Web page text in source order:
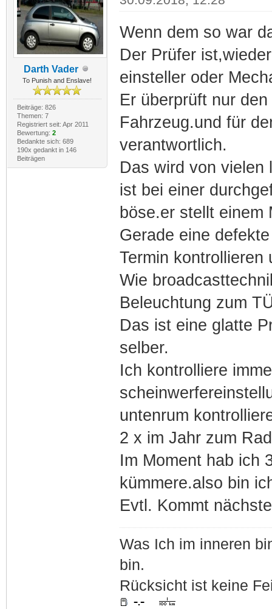
Darth Vader
To Punish and Enslave!
Beiträge: 826
Themen: 7
Registriert seit: Apr 2011
Bewertung: 2
Bedankte sich: 689
190x gedankt in 146
Beiträgen
Wenn dem so war
Der Prüfer
einsteller oder
Er überprüft nur
Fahrzeug.und für
verantwortlich.
Das wird von vielen
ist bei einer
böse.er stellt einem
Gerade eine
Termin kontrollieren
Wie
Beleuchtung zum
Das ist eine glatte
selber.
Ich kontrolliere
untenrum
2 x im Jahr zum
Im Moment hab ich
kümmere.also bin
Evtl. Kommt
Was Ich im inneren
bin.
Rücksicht ist keine